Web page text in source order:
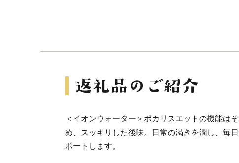
＜イオンウォーター＞ポカリスエットの機能は
め、スッキリした後味。日常の渇きを潤し、毎
ポートします。